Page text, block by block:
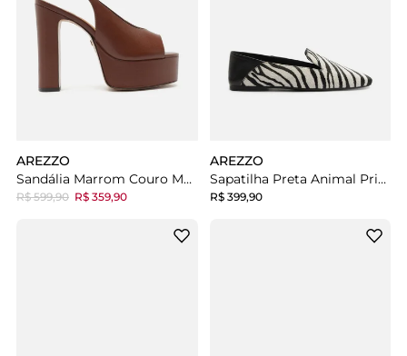
AREZZO
Sandália Marrom Couro Meia Pata Fivela
R$ 599,90 R$ 359,90
AREZZO
Sapatilha Preta Animal Print
R$ 399,90